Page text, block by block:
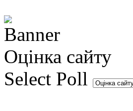
Оцінка сайту
Select Poll